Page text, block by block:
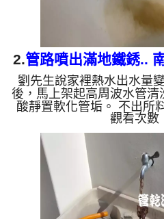
2.管路噴出滿地鐵銹..
清
劉先生說家裡熱水出水量
後，馬上架起高周波水管
酸靜置軟化管垢。 不出所
管路瞬間噴出髒水，一下
就滿地是鐵銹！這就是長
鏽。經過兩個小時的奮鬥
恢復了。 為什麼水管需要
汙靠一般水壓難以清除，
「色彩反應」： 咖啡色（
水管線老化。 石油黑（氧
的黑
觀看次數